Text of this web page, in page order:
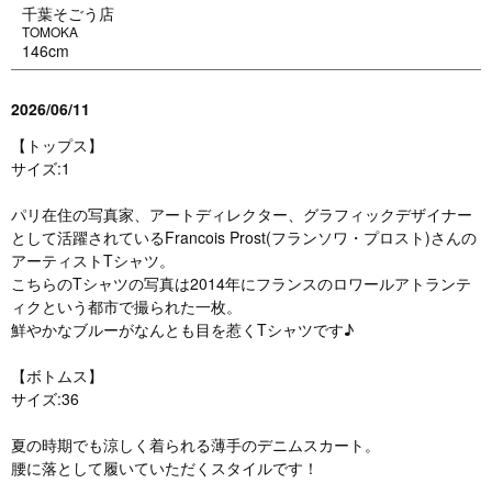
千葉そごう店
TOMOKA
146cm
2026/06/11
【トップス】
サイズ:1
パリ在住の写真家、アートディレクター、グラフィックデザイナー
として活躍されているFrancois Prost(フランソワ・プロスト)さんの
アーティストTシャツ。
こちらのTシャツの写真は2014年にフランスのロワールアトランテ
ィクという都市で撮られた一枚。
鮮やかなブルーがなんとも目を惹くTシャツです♪
【ボトムス】
サイズ:36
夏の時期でも涼しく着られる薄手のデニムスカート。
腰に落として履いていただくスタイルです！